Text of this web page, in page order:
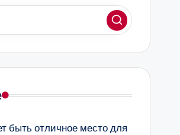
быть отличное место для